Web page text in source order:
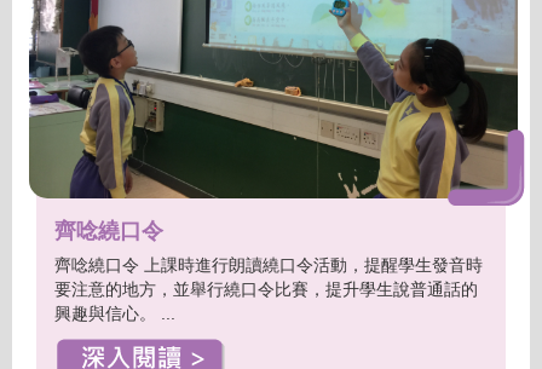
齊唸繞口令
齊唸繞口令 上課時進行朗讀繞口令活動，提醒學生發音時
要注意的地方，並舉行繞口令比賽，提升學生說普通話的
興趣與信心。 ...